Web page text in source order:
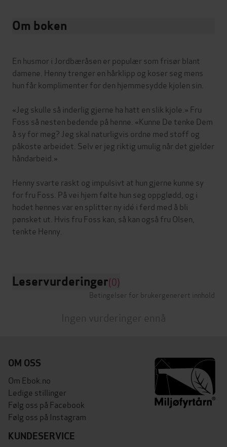
Om boken
En husmor i Jordbæråsen er populær som frisør blant
damene. Henny trenger en hårklipp og koser seg mens
hun får komplimenter for den hjemmesydde kjolen sin.
«Jeg skulle så inderlig gjerne ha hatt en slik kjole.» Fru
Foss så nesten bedende på henne. «Kunne De tenke Dem
å sy for meg? Jeg skal naturligvis ordne med stoff og
påkoste arbeidet. Selv er jeg riktig umulig når det gjelder
håndarbeid.»
Henny svarte raskt og impulsivt at hun gjerne kunne sy
for fru Foss. På vei hjem følte hun seg oppglødd, og i
hodet hennes var en splitter ny idé i ferd med å bli
pønsket ut. Hvis fru Foss kan, så kan også fru Olsen,
tenkte Henny.
Leservurderinger(0)
Betingelser for brukergenerert innhold
Ingen vurderinger ennå
OM OSS
Om Ebok.no
Ledige stillinger
Følg oss på Facebook
Følg oss på Instagram
KUNDESERVICE